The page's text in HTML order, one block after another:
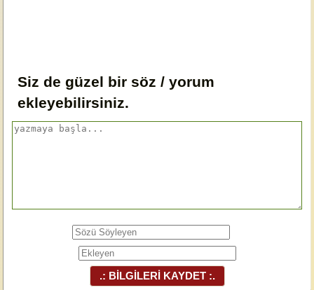
Siz de güzel bir söz / yorum
ekleyebilirsiniz.
.: BİLGİLERİ KAYDET :.